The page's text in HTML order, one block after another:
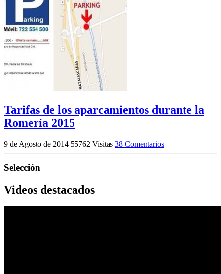
Tarifas de los aparcamientos durante la
Romería 2015
9 de Agosto de 2014 55762 Visitas 38 Comentarios
Selección
Videos destacados